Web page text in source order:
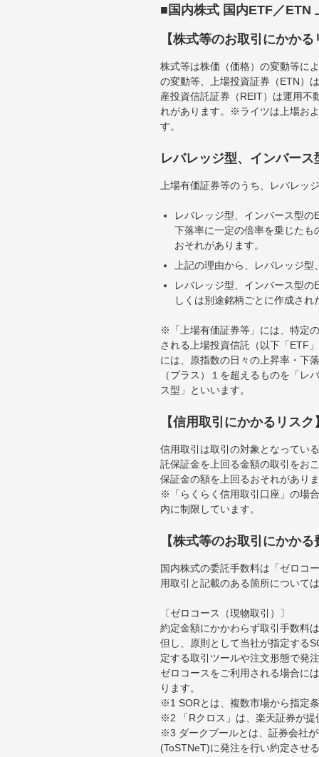
■国内株式 国内ETF／ETN
【株式等のお取引にかか
株式等は株価（価格）の変動等に
の変動等、上場投資証券（ETN）
産投資信託証券（REIT）は運用不
れがあります。※ライツは上場お
す。
レバレッジ型、インバー
上場有価証券等のうち、レバレ
レバレッジ型、インバース型
下落率に一定の倍率を乗じた
おそれがあります。
上記の理由から、レバレッジ
レバレッジ型、インバース型
しくは別途銘柄ごとに作成さ
※「上場有価証券等」には、特定
される上場投資信託（以下「ETF
には、原指数の日々の上昇率・下
（プラス）１を超えるものを「
ス型」といいます。
【信用取引にかかるリスク
信用取引は取引の対象となってい
託保証金を上回る金額の取引をお
保証金の額を上回るおそれがあり
※「らくらく信用取引口座」の場
内に制限しています。
【株式等のお取引にかかる
国内株式の委託手数料は「ゼロコ
用取引と記載のある箇所について
〔ゼロコース（現物取引）〕
約定金額にかかわらず取引手数料
但し、原則として当社が指定する
定する取引ツールや注文形態で発
ゼロコースをご利用される場合に
ります。
※1 SORとは、複数市場から指定
※2 「Rクロス」は、楽天証券が
※3 ダークプールとは、証券会社
(ToSTNeT)に発注を行い約定させ